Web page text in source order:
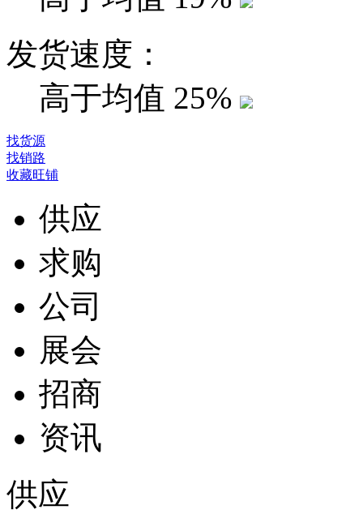
发货速度：
高于均值 25%
找货源
找销路
收藏旺铺
供应
求购
公司
展会
招商
资讯
供应